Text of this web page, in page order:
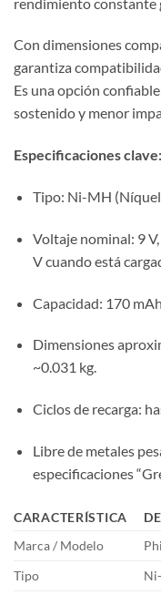
Con dimensiones
garantiza
Es una opción
sostenido y menor
Especificaciones clave:
Tipo: Ni-MH
Voltaje nominal: 9
V cuando está
Capacidad: 170 mAh.
Dimensiones
~0.031 kg.
Ciclos de recarga:
Libre de metales
especificaciones
CARACTERÍSTICA
Marca / Modelo
Tipo